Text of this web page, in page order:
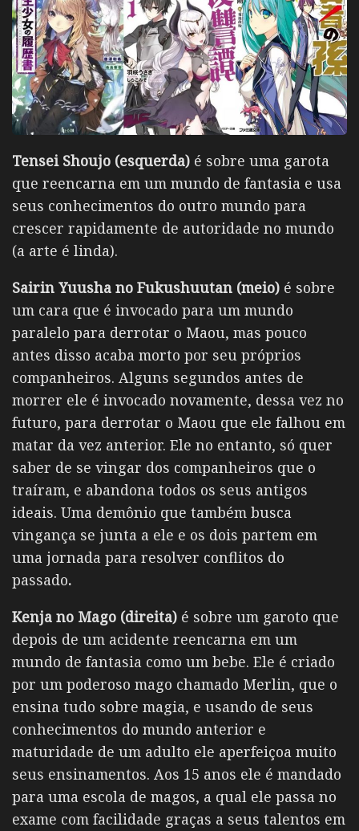
Tensei Shoujo (esquerda) é sobre uma garota
que reencarna em um mundo de fantasia e usa
seus conhecimentos do outro mundo para
crescer rapidamente de autoridade no mundo
(a arte é linda).
Sairin Yuusha no Fukushuutan (meio) é sobre
um cara que é invocado para um mundo
paralelo para derrotar o Maou, mas pouco
antes disso acaba morto por seu próprios
companheiros. Alguns segundos antes de
morrer ele é invocado novamente, dessa vez no
futuro, para derrotar o Maou que ele falhou em
matar da vez anterior. Ele no entanto, só quer
saber de se vingar dos companheiros que o
traíram, e abandona todos os seus antigos
ideais. Uma demônio que também busca
vingança se junta a ele e os dois partem em
uma jornada para resolver conflitos do
passado.
Kenja no Mago (direita) é sobre um garoto que
depois de um acidente reencarna em um
mundo de fantasia como um bebe. Ele é criado
por um poderoso mago chamado Merlin, que o
ensina tudo sobre magia, e usando de seus
conhecimentos do mundo anterior e
maturidade de um adulto ele aperfeiçoa muito
seus ensinamentos. Aos 15 anos ele é mandado
para uma escola de magos, a qual ele passa no
exame com facilidade graças a seus talentos em